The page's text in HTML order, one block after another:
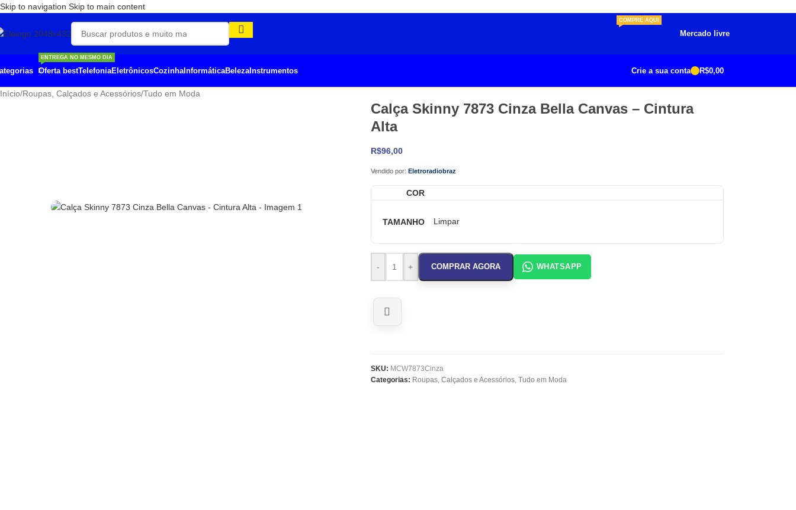
Skip to navigation Skip to main content
Mercado livre
COMPRE AQUI
Oferta best
ENTREGA NO MESMO DIA
TelefoniaEletrônicosCozinhaInformáticaBelezaInstrumentos Crie a sua conta R$0,00
Início/Roupas, Calçados e Acessórios/Tudo em Moda
Calça Skinny 7873 Cinza Bella Canvas – Cintura
Alta
R$96,00
Vendido por: Eletroradiobraz
COR
TAMANHO Limpar
- + COMPRAR AGORA WHATSAPP
SKU: MCW7873Cinza
Categorias: Roupas, Calçados e Acessórios, Tudo em Moda